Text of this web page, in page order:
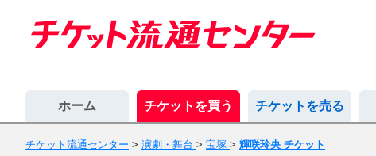
ホーム チケットを買う チケットを売る
チケット流通センター > 演劇・舞台 > 宝塚 > 輝咲玲央 チケット